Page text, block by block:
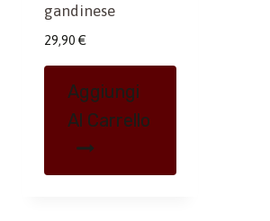
gandinese
29,90 €
Aggiungi
Al Carrello